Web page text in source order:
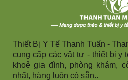
Thiết Bị Y Tế Thanh Tuấn -
cung cấp các vật tư - thiết bị y
khoẻ gia đình, phòng khám,
nhất, hàng luôn có sẵn..